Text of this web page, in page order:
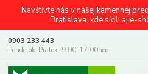
Navštívte nás v našej kamennej
Bratislava, kde sídli aj e-
0903 233 443
Pondelok-Piatok: 9.00-17.00hod.